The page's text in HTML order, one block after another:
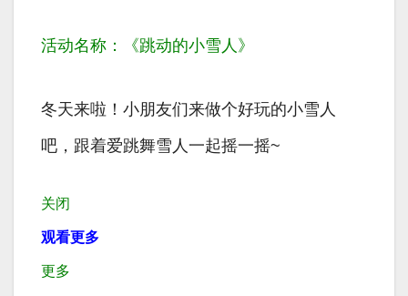
活动名称：《跳动的小雪人》
冬天来啦！小朋友们来做个好玩的小雪人
吧，跟着爱跳舞雪人一起摇一摇~
关闭
观看更多
更多